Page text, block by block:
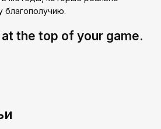
благополучию.
the top of your game.